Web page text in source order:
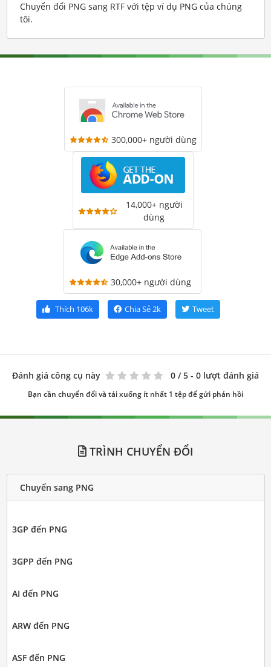
Chuyển đổi PNG sang RTF với tệp ví dụ PNG của chúng
tôi.
300,000+ người dùng
14,000+ người
dùng
30,000+ người dùng
Thích 106k Chia Sẻ2k Tweet
Đánh giá công cụ này 0 / 5 - 0 lượt đánh giá
Bạn cần chuyển đổi và tải xuống ít nhất 1 tệp để gửi phản hồi
TRÌNH CHUYỂN ĐỔI
Chuyển sang PNG
3GP đến PNG
3GPP đến PNG
AI đến PNG
ARW đến PNG
ASF đến PNG